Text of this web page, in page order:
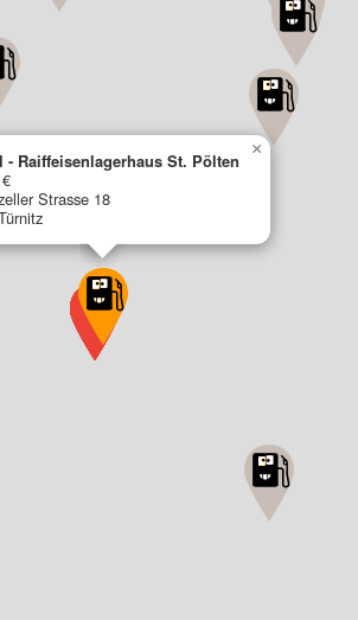
- Raiffeisenlagerhaus St. Pölten
Strasse 18
×